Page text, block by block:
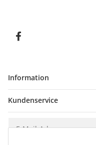
Information
Kundenservice